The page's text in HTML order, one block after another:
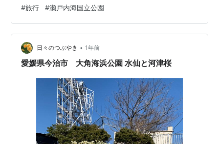
代には、海の戦いで因島あたりで村上水軍が幅を利かせ
ていたことからもわかるように、争いがおこりやすい場
所だったようです。 その水軍が監視に使っていた「物見
岩」というのが、上蒲刈島に残っていました。 上蒲刈島
へのアクセス 物見岩からの眺望 しまなみの海辺を配信
#旅行 #瀬戸内海国立公園
日々のつぶやき • 1年前
愛媛県今治市 大角海浜公園 水仙と河津桜